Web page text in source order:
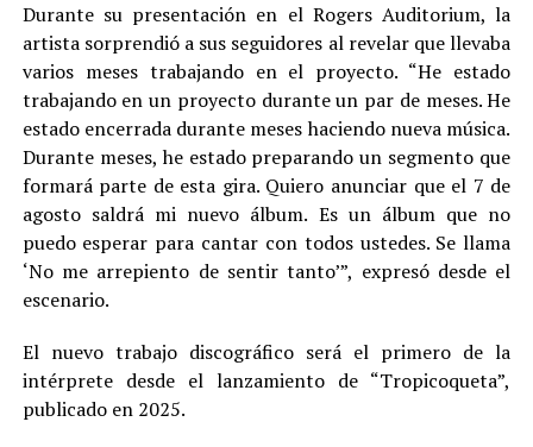
Durante su presentación en el Rogers Auditorium, la
artista sorprendió a sus seguidores al revelar que llevaba
varios meses trabajando en el proyecto. “He estado
trabajando en un proyecto durante un par de meses. He
estado encerrada durante meses haciendo nueva música.
Durante meses, he estado preparando un segmento que
formará parte de esta gira. Quiero anunciar que el 7 de
agosto saldrá mi nuevo álbum. Es un álbum que no
puedo esperar para cantar con todos ustedes. Se llama
‘No me arrepiento de sentir tanto’”, expresó desde el
escenario.
El nuevo trabajo discográfico será el primero de la
intérprete desde el lanzamiento de “Tropicoqueta”,
publicado en 2025.